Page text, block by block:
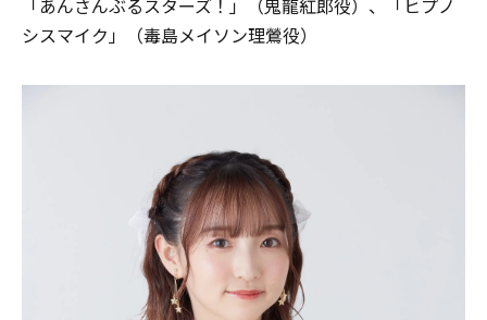
「あんさんぶるスターズ！」（鬼龍紅郎役）、「ヒプノ
シスマイク」（毒島メイソン理鶯役）